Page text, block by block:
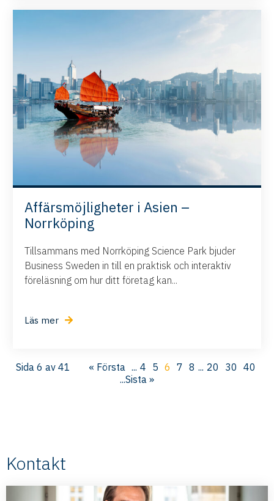
Affärsmöjligheter i Asien –
Norrköping
Tillsammans med Norrköping Science Park bjuder
Business Sweden in till en praktisk och interaktiv
föreläsning om hur ditt företag kan...
Läs mer
Sida 6 av 41 « Första ... 4 5 6 7 8 ... 20 30 40
...Sista »
Kontakt